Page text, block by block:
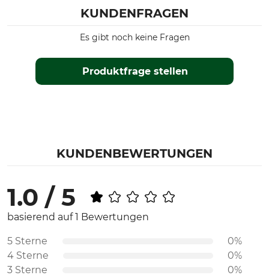
KUNDENFRAGEN
Produktfrage stellen
Es gibt noch keine Fragen
KUNDENBEWERTUNGEN
1.0 / 5
basierend auf 1 Bewertungen
5 Sterne
0%
4 Sterne
0%
3 Sterne
0%